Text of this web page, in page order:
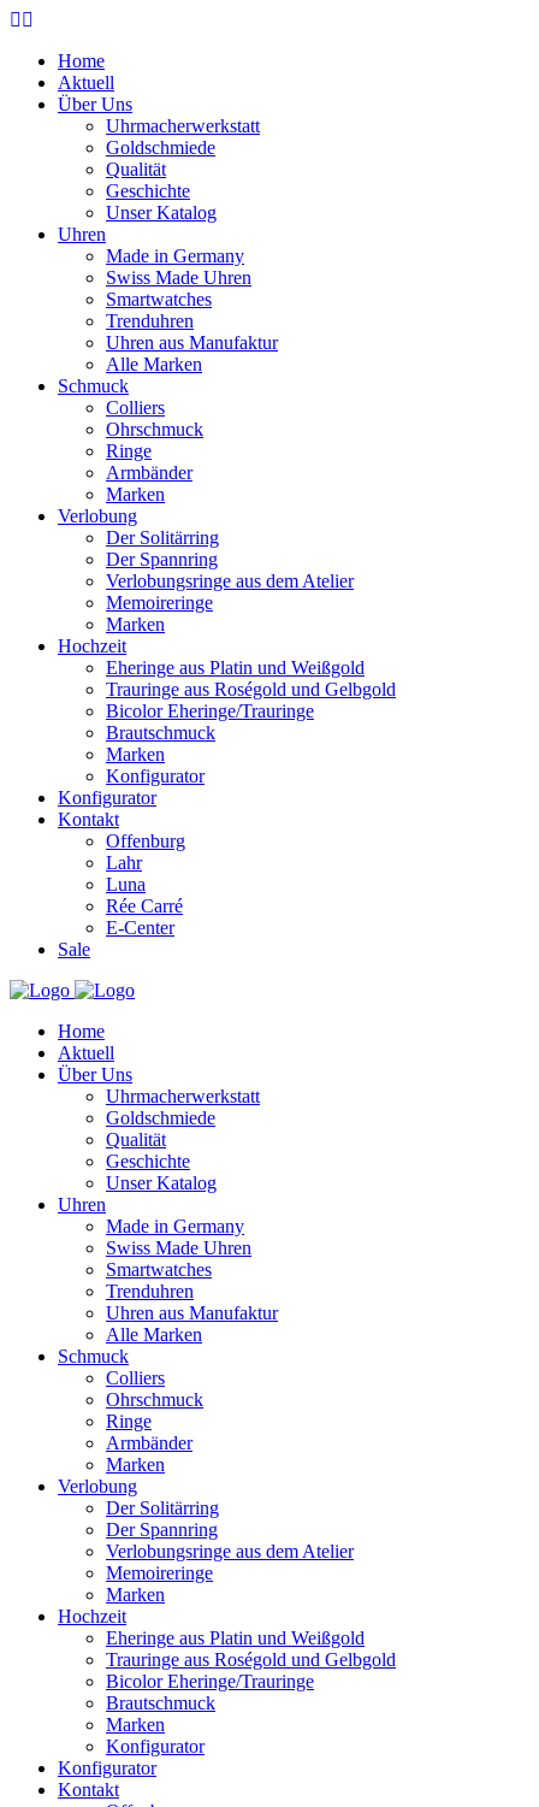
Home
Aktuell
Über Uns
Uhrmacherwerkstatt
Goldschmiede
Qualität
Geschichte
Unser Katalog
Uhren
Made in Germany
Swiss Made Uhren
Smartwatches
Trenduhren
Uhren aus Manufaktur
Alle Marken
Schmuck
Colliers
Ohrschmuck
Ringe
Armbänder
Marken
Verlobung
Der Solitärring
Der Spannring
Verlobungsringe aus dem Atelier
Memoireringe
Marken
Hochzeit
Eheringe aus Platin und Weißgold
Trauringe aus Roségold und Gelbgold
Bicolor Eheringe/Trauringe
Brautschmuck
Marken
Konfigurator
Konfigurator
Kontakt
Offenburg
Lahr
Luna
Rée Carré
E-Center
Sale
Home
Aktuell
Über Uns
Uhrmacherwerkstatt
Goldschmiede
Qualität
Geschichte
Unser Katalog
Uhren
Made in Germany
Swiss Made Uhren
Smartwatches
Trenduhren
Uhren aus Manufaktur
Alle Marken
Schmuck
Colliers
Ohrschmuck
Ringe
Armbänder
Marken
Verlobung
Der Solitärring
Der Spannring
Verlobungsringe aus dem Atelier
Memoireringe
Marken
Hochzeit
Eheringe aus Platin und Weißgold
Trauringe aus Roségold und Gelbgold
Bicolor Eheringe/Trauringe
Brautschmuck
Marken
Konfigurator
Konfigurator
Kontakt